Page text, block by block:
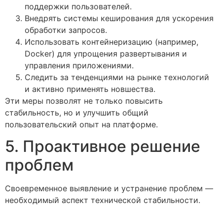
поддержки пользователей.
Внедрять системы кеширования для ускорения
обработки запросов.
Использовать контейнеризацию (например,
Docker) для упрощения развертывания и
управления приложениями.
Следить за тенденциями на рынке технологий
и активно применять новшества.
Эти меры позволят не только повысить
стабильность, но и улучшить общий
пользовательский опыт на платформе.
5. Проактивное решение
проблем
Своевременное выявление и устранение проблем —
необходимый аспект технической стабильности.